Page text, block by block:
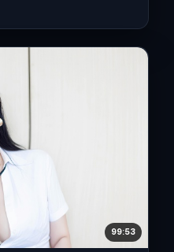
99:53